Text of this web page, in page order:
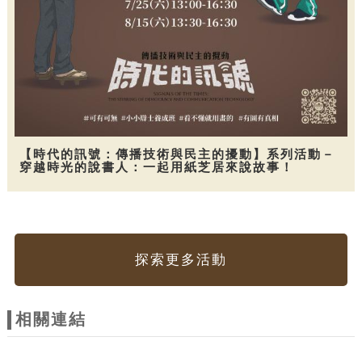
【時代的訊號：傳播技術與民主的擾動】系列活動－
穿越時光的說書人：一起用紙芝居來說故事！
探索更多活動
相關連結